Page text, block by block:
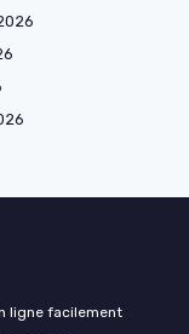
ligne facilement